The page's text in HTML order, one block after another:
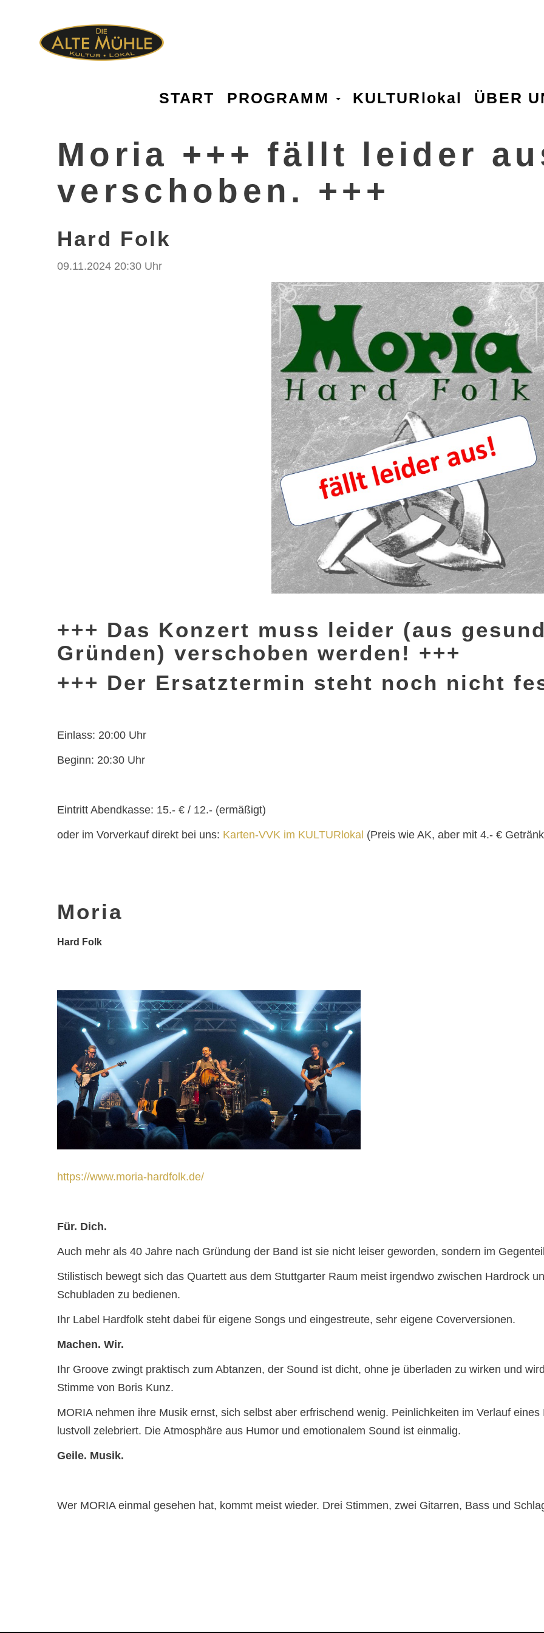
START PROGRAMM KULTURlokal ÜBER
Moria +++ fällt leider
verschoben. +++
Hard Folk
09.11.2024 20:30 Uhr
+++ Das Konzert muss leider (aus
Gründen) verschoben werden! +++
+++ Der Ersatztermin steht noch nicht
Einlass: 20:00 Uhr
Beginn: 20:30 Uhr
Eintritt Abendkasse: 15.- € / 12.- (ermäßigt)
oder im Vorverkauf direkt bei uns: Karten-VVK im KULTURlokal (Preis wie AK, aber mit 4.- €
Moria
Hard Folk
https://www.moria-hardfolk.de/
Für. Dich.
Auch mehr als 40 Jahre nach Gründung der Band ist sie nicht leiser geworden, sondern im
Stilistisch bewegt sich das Quartett aus dem Stuttgarter Raum meist irgendwo zwischen Hardrock
Schubladen zu bedienen.
Ihr Label Hardfolk steht dabei für eigene Songs und eingestreute, sehr eigene Coverversionen.
Machen. Wir.
Ihr Groove zwingt praktisch zum Abtanzen, der Sound ist dicht, ohne je überladen zu wirken und
Stimme von Boris Kunz.
MORIA nehmen ihre Musik ernst, sich selbst aber erfrischend wenig. Peinlichkeiten im Verlauf
lustvoll zelebriert. Die Atmosphäre aus Humor und emotionalem Sound ist einmalig.
Geile. Musik.
Wer MORIA einmal gesehen hat, kommt meist wieder. Drei Stimmen, zwei Gitarren, Bass und